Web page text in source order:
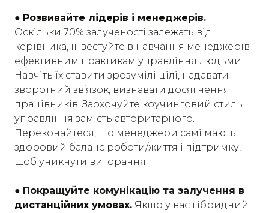
● Розвивайте лідерів і менеджерів.
Оскільки 70% залученості залежать від
керівника, інвестуйте в навчання менеджерів
ефективним практикам управління людьми.
Навчіть їх ставити зрозумілі цілі, надавати
зворотний зв’язок, визнавати досягнення
працівників. Заохочуйте коучинговий стиль
управління замість авторитарного.
Переконайтеся, що менеджери самі мають
здоровий баланс роботи/життя і підтримку,
щоб уникнути вигорання.
● Покращуйте комунікацію та залучення в
дистанційних умовах. Якщо у вас гібридний